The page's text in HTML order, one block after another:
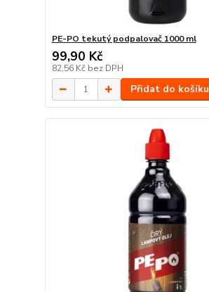
PE-PO tekutý podpalovač 1000 ml
99,90 Kč
82,56 Kč bez DPH
Přidat do košíku